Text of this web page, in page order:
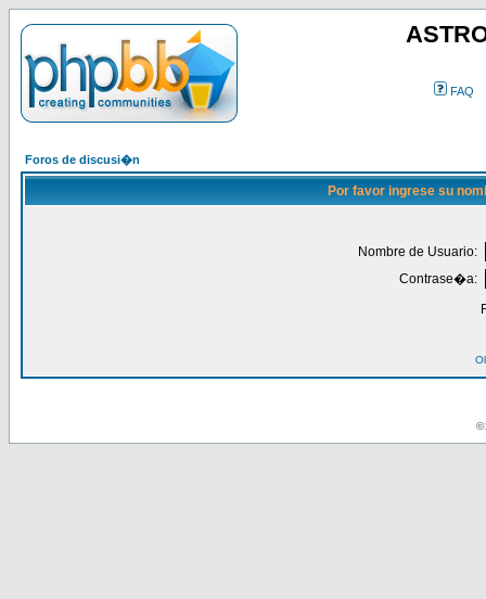
FAQ
Foros de discusi�n
Por favor ingrese su
Nombre de Usuario:
Contrase�a:
©